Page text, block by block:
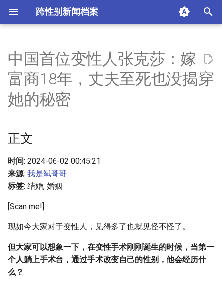
跨性别新闻档案
i
i
z
n
g
s
正文
摘要与附加信息
中国首位变性人张克莎：嫁
富商18年，丈夫至死也没揭穿
她的秘密
正文
时间: 2024-06-02 00:45:21
来源: 我是斌哥哥
标签: 结婚, 婚姻
[Scan me!]
现如今大家对于变性人，见得多了也就见怪不怪了。
但大家可以想象一下，在变性手术刚刚诞生的时候，当第一
个人躺上手术台，通过手术改变自己的性别，他会经历什
么？